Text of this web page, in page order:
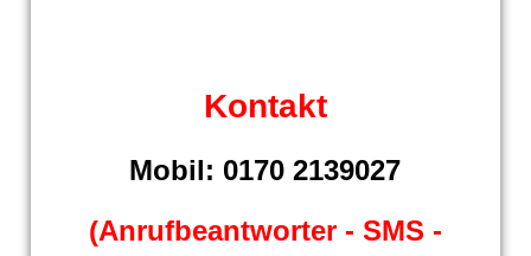
Kontakt
Mobil: 0170 2139027
(Anrufbeantworter - SMS -